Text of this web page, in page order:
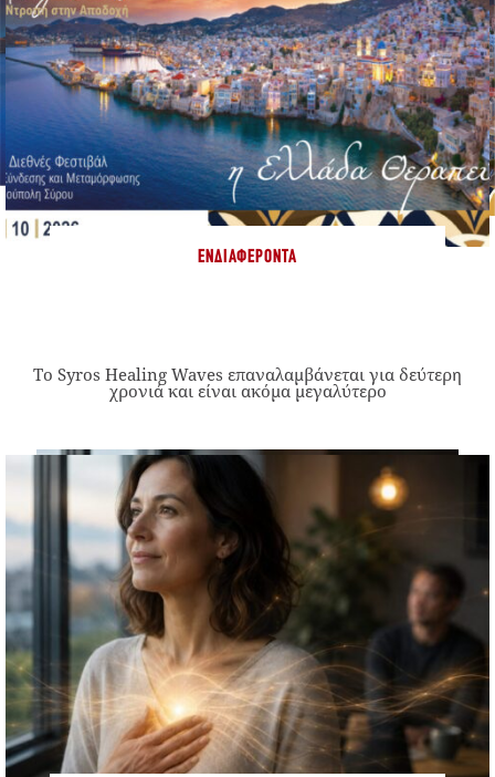
ΕΝΔΙΑΦΈΡΟΝΤΑ
Το Syros Healing Waves επαναλαμβάνεται για δεύτερη
χρονιά και είναι ακόμα μεγαλύτερο